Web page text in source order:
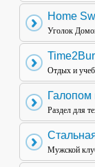
Home
Уголок
Отдых и
Раздел для
Мужской